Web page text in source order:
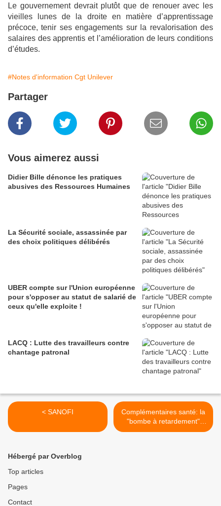
Le gouvernement devrait plutôt que de renouer avec les
vieilles lunes de la droite en matière d’apprentissage
précoce, tenir ses engagements sur la revalorisation des
salaires des apprentis et l’amélioration de leurs conditions
d’études.
#Notes d'information Cgt Unilever
Partager
Vous aimerez aussi
Didier Bille dénonce les pratiques
abusives des Ressources Humaines
La Sécurité sociale, assassinée par
des choix politiques délibérés
UBER compte sur l'Union européenne
pour s'opposer au statut de salarié de
ceux qu'elle exploite !
LACQ : Lutte des travailleurs contre
chantage patronal
< SANOFI
Complémentaires santé: la
"bombe à retardement"
antisociale >
Hébergé par Overblog
Top articles
Pages
Contact